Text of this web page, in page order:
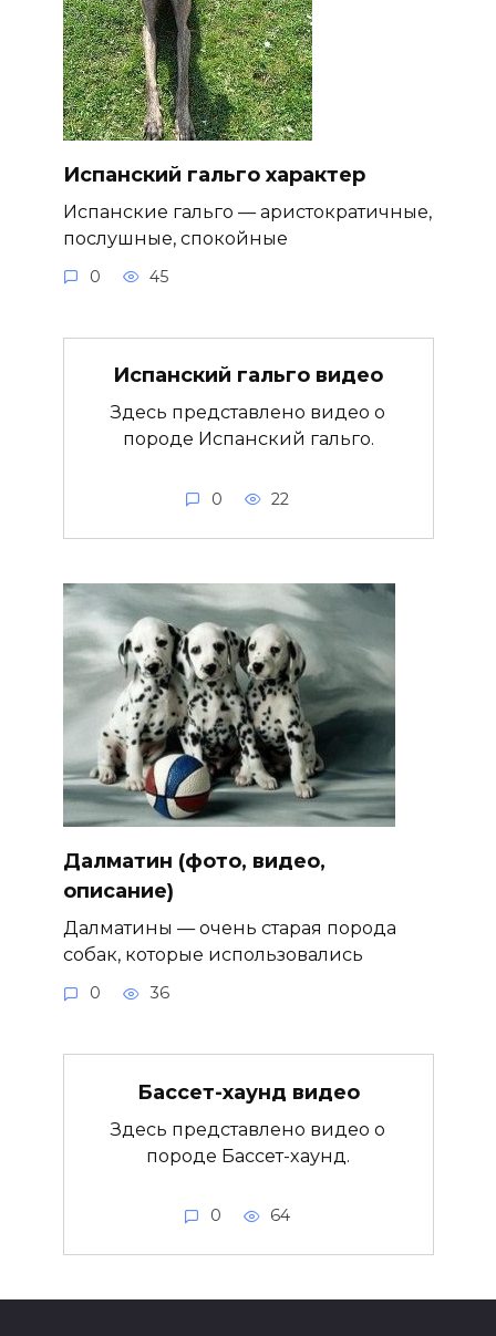
Испанский гальго характер
Испанские гальго — аристократичные,
послушные, спокойные
0 45
Испанский гальго видео
Здесь представлено видео о
породе Испанский гальго.
0 22
Далматин (фото, видео,
описание)
Далматины — очень старая порода
собак, которые использовались
0 36
Бассет-хаунд видео
Здесь представлено видео о
породе Бассет-хаунд.
0 64